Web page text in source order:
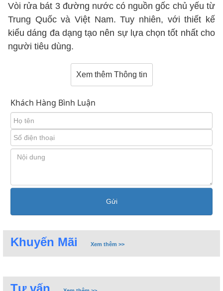
Vòi rửa bát 3 đường nước có nguồn gốc chủ yếu từ
Trung Quốc và Việt Nam. Tuy nhiên, với thiết kế
kiểu dáng đa dạng tạo nên sự lựa chọn tốt nhất cho
người tiêu dùng.
Vòi rửa bát 3 đường nước nhập khẩu từ Trung Quốc hoặc
Xem thêm Thông tin
Khách Hàng Bình Luận
Khuyến Mãi Xem thêm >>
Tư vấn